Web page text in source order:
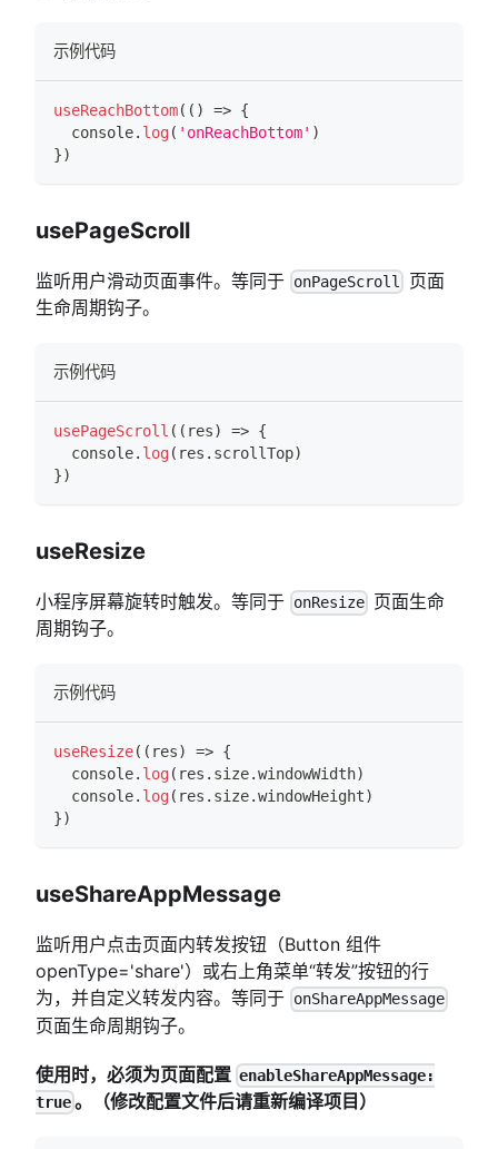
示例代码
useReachBottom( ( ) => {
console. log( 'onReachBottom' )
})
usePageScroll
监听用户滑动页面事件。等同于 onPageScroll
页面
生命周期钩子。
示例代码
usePageScroll ( ( res) => {
console. log( res . scrollTop)
})
useResize
小程序屏幕旋转时触发。等同于 onResize 页面生命
周期钩子。
示例代码
useResize( ( res) => {
console. log( res . size.windowWidth)
console. log( res . size.windowHeight)
})
useShareAppMessage
监听用户点击页面内转发按钮（Button 组件
openType='share'）或右上角菜单“转发”按钮的行
为，并自定义转发内容。等同于 onShareAppMessage
页面生命周期钩子。
使用时，必须为页面配置 enableShareAppMessage:
true。（修改配置文件后请重新编译项目）